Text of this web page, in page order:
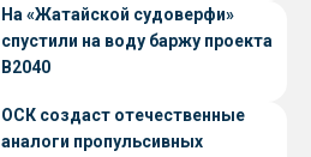
«Петропавловск» проекта CNF22
На «Жатайской судоверфи»
спустили на воду баржу проекта
В2040
ОСК создаст отечественные
аналоги пропульсивных